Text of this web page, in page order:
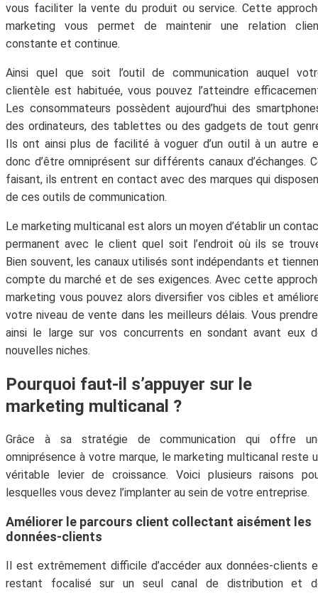
vous faciliter la vente du produit ou service. Cette
marketing vous permet de maintenir une relation
constante et continue.
Ainsi quel que soit l’outil de communication auquel
clientèle est habituée, vous pouvez l’atteindre
Les consommateurs possèdent aujourd’hui des
des ordinateurs, des tablettes ou des gadgets de tout
Ils ont ainsi plus de facilité à voguer d’un outil à un autre
donc d’être omniprésent sur différents canaux d’échanges.
faisant, ils entrent en contact avec des marques qui
de ces outils de communication.
Le marketing multicanal est alors un moyen d’établir un
permanent avec le client quel soit l’endroit où ils se
Bien souvent, les canaux utilisés sont indépendants et
compte du marché et de ses exigences. Avec cette
marketing vous pouvez alors diversifier vos cibles et
votre niveau de vente dans les meilleurs délais. Vous
ainsi le large sur vos concurrents en sondant avant eux
nouvelles niches.
Pourquoi faut-il s’appuyer sur le
marketing multicanal ?
Grâce à sa stratégie de communication qui offre
omniprésence à votre marque, le marketing multicanal reste
véritable levier de croissance. Voici plusieurs raisons
lesquelles vous devez l’implanter au sein de votre entreprise.
Améliorer le parcours client collectant aisément les
données-clients
Il est extrêmement difficile d’accéder aux données-clients
restant focalisé sur un seul canal de distribution et